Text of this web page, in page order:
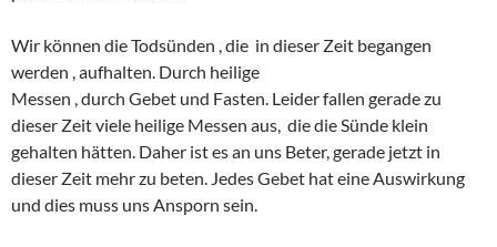
Wir können die Todsünden , die in dieser Zeit begangen
werden , aufhalten. Durch heilige
Messen , durch Gebet und Fasten. Leider fallen gerade zu
dieser Zeit viele heilige Messen aus, die die Sünde klein
gehalten hätten. Daher ist es an uns Beter, gerade jetzt in
dieser Zeit mehr zu beten. Jedes Gebet hat eine Auswirkung
und dies muss uns Ansporn sein.